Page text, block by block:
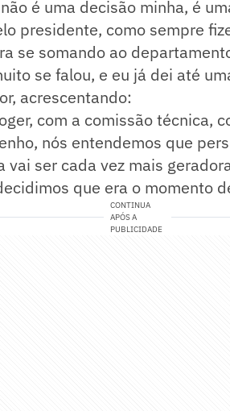
é uma decisão minha, é
presidente, como sempre
se somando ao
se falou, e eu já dei até
acrescentando:
com a comissão técnica,
nós entendemos que
vai ser cada vez mais
que era o momento
CONTINUA
APÓS A
PUBLICIDADE